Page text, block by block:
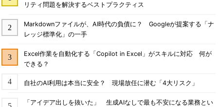
リティ問題を解決するベストプラクティス
Markdownファイルが、AI時代の負債に？ Googleが提案する「ナ
レッジ標準化」の一手
Excel作業を自動化する「Copilot in Excel」がスキルに対応 何が
できる？
自社のAI利用は本当に安全？ 現場放任に潜む「4大リスク」
「アイデア出しを抜いた」 生成AIなしで最も不安になる業務とい